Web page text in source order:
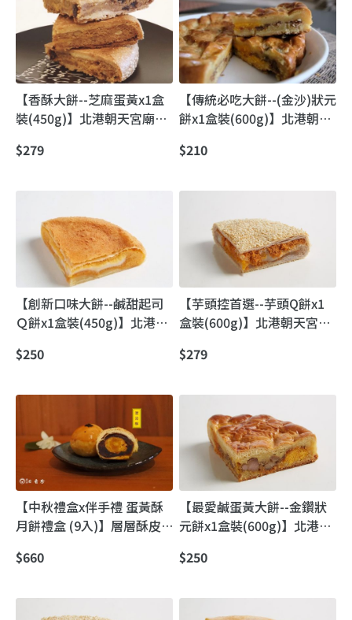
【香酥大餅--芝麻蛋黃x1盒
裝(450g)】北港朝天宮廟前
作漢式大餅
$279
【傳統必吃大餅--(金沙)狀元
餅x1盒裝(600g)】北港朝天
味喜餅・招牌金沙狀元餅
$210
【創新口味大餅--鹹甜起司
Ｑ餅x1盒裝(450g)】北港朝
味創新喜餅
$250
【芋頭控首選--芋頭Q餅x1
盒裝(600g)】北港朝天宮媽
$279
【中秋禮盒x伴手禮 蛋黃酥
月餅禮盒 (9入)】層層酥皮
$660
【最愛鹹蛋黃大餅--金鑽狀
元餅x1盒裝(600g)】北港朝
味狀元喜餅（金沙／金鑽）
$250